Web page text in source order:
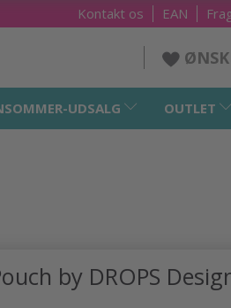
EAN
Kontakt os
UDSALG OUTLET
by DROPS